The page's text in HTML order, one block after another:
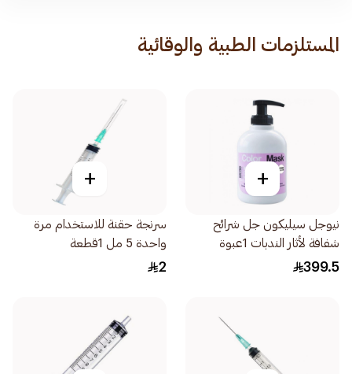
المستلزمات الطبية والوقائية
+
نيوجل سيليكون جل شرائح
شفافة لأثار الندبات 1عبوة
399.5
+
سرنجة حقنة للاستخدام مرة
واحدة 5 مل 1قطعة
2